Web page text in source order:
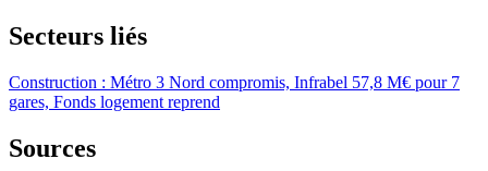
Secteurs liés
Construction : Métro 3 Nord compromis, Infrabel 57,8 M€ pour 7
gares, Fonds logement reprend
Sources